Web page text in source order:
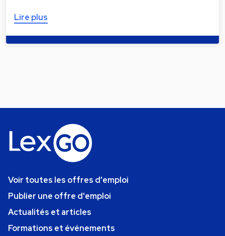
Lire plus
Voir toutes les offres d'emploi
Publier une offre d'emploi
Actualités et articles
Formations et événements